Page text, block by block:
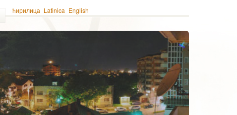
ћирилица Latinica English